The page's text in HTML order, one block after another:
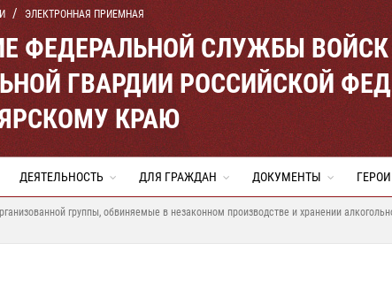
ЭЛЕКТРОННАЯ ПРИЕМНАЯ
ФЕДЕРАЛЬНОЙ СЛУЖБЫ ВОЙСК
ГВАРДИИ РОССИЙСКОЙ
КРАЮ
ДЕЯТЕЛЬНОСТЬ ДЛЯ ГРАЖДАН ДОКУМЕНТЫ ГЕРОИ
группы, обвиняемые в незаконном производстве и хранении